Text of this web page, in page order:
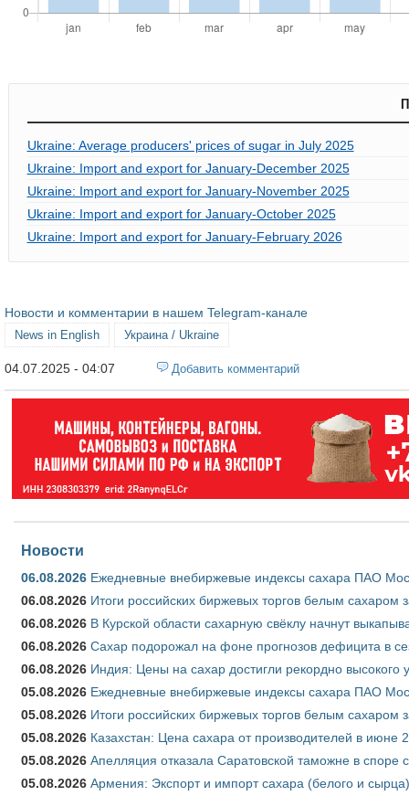
Ukraine: Average producers' prices of sugar in July 2025
Ukraine: Import and export for January-December 2025
Ukraine: Import and export for January-November 2025
Ukraine: Import and export for January-October 2025
Ukraine: Import and export for January-February 2026
Новости и комментарии в нашем Telegram-канале
News in English Украина / Ukraine
04.07.2025 - 04:07 Добавить комментарий
Новости
06.08.2026 Ежедневные внебиржевые индексы сахара ПАО
06.08.2026 Итоги российских биржевых торгов белым сахаром
06.08.2026 В Курской области сахарную свёклу начнут
06.08.2026 Сахар подорожал на фоне прогнозов дефицита в
06.08.2026 Индия: Цены на сахар достигли рекордно высокого
05.08.2026 Ежедневные внебиржевые индексы сахара ПАО
05.08.2026 Итоги российских биржевых торгов белым сахаром
05.08.2026 Казахстан: Цена сахара от производителей в июне
05.08.2026 Апелляция отказала Саратовской таможне в
05.08.2026 Армения: Экспорт и импорт сахара (белого и